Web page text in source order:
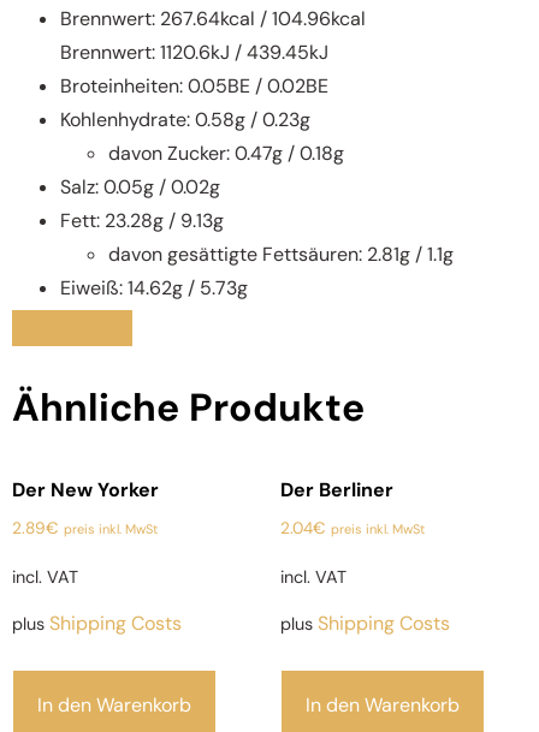
Brennwert: 267.64kcal / 104.96kcal
Brennwert: 1120.6kJ / 439.45kJ
Broteinheiten: 0.05BE / 0.02BE
Kohlenhydrate: 0.58g / 0.23g
davon Zucker: 0.47g / 0.18g
Salz: 0.05g / 0.02g
Fett: 23.28g / 9.13g
davon gesättigte Fettsäuren: 2.81g / 1.1g
Eiweiß: 14.62g / 5.73g
Ähnliche Produkte
Der New Yorker
2.89€ preis inkl. MwSt
incl. VAT
plus Shipping Costs
In den Warenkorb
Der Berliner
2.04€ preis inkl. MwSt
incl. VAT
plus Shipping Costs
In den Warenkorb